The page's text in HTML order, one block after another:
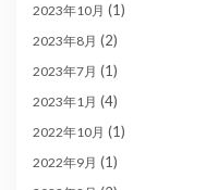
2023年10月 (1)
2023年8月 (2)
2023年7月 (1)
2023年1月 (4)
2022年10月 (1)
2022年9月 (1)